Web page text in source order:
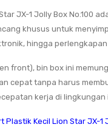
JX-1 Jolly Box No.100
khusus untuk
hingga
front), bin box ini
cepat tanpa harus
kerja di lingkungan
Plastik Kecil Lion Star JX-1